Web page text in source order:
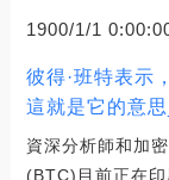
1900/1/1
彼得·班特表示
這就是它的意
資深分析師和加
(BTC)目前正在